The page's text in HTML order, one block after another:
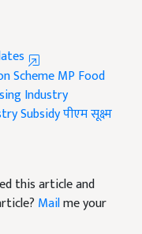
SchemeMP Food
Industry
Subsidyपीएम सूक्ष्म
this article and
Mailme your